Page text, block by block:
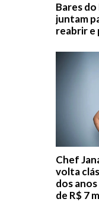
Bares do
juntam
reabrir e
Chef
volta
dos
de R$ 7